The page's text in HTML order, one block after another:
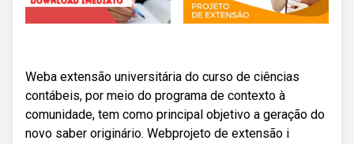
Weba extensão universitária do curso de ciências
contábeis, por meio do programa de contexto à
comunidade, tem como principal objetivo a geração do
novo saber originário. Webprojeto de extensão i